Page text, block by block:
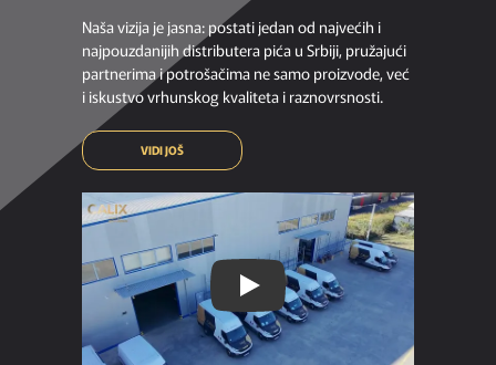
Naša vizija je jasna: postati jedan od najvećih i
najpouzdanijih distributera pića u Srbiji, pružajući
partnerima i potrošačima ne samo proizvode, već
i iskustvo vrhunskog kvaliteta i raznovrsnosti.
VIDI JOŠ
Calix - World's Best Drinks